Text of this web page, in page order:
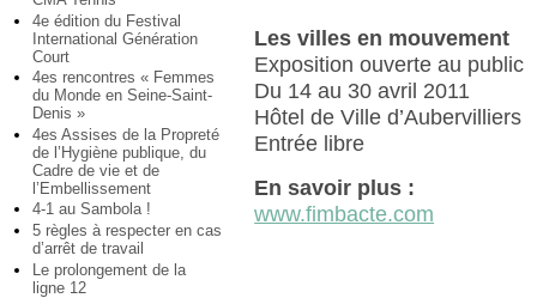
4e édition du Festival
International Génération
Court
4es rencontres « Femmes
du Monde en Seine-Saint-
Denis »
4es Assises de la Propreté
de l’Hygiène publique, du
Cadre de vie et de
l’Embellissement
4-1 au Sambola !
5 règles à respecter en cas
d’arrêt de travail
Le prolongement de la
ligne 12
Les villes en mouvement
Exposition ouverte au public
Du 14 au 30 avril 2011
Hôtel de Ville d’Aubervilliers
Entrée libre
En savoir plus :
www.fimbacte.com